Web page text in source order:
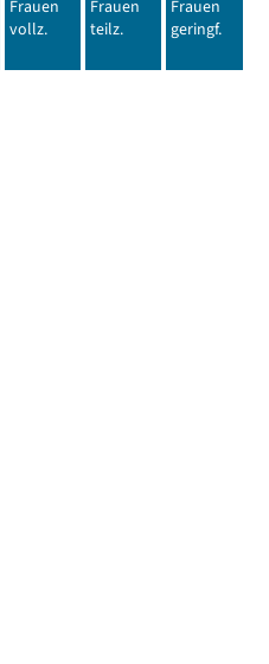
Frauen
vollz.
Frauen
teilz.
Frauen
geringf.